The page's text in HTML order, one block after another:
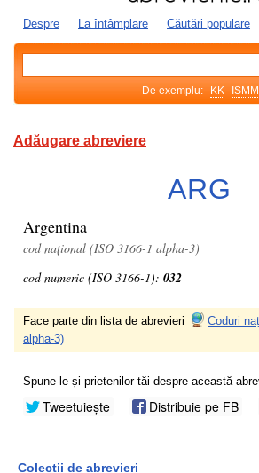
Despre La întâmplare Căutări populare
De exemplu: KK
Adăugare abreviere
ARG
Argentina
cod național (ISO 3166-1 alpha-3)
cod numeric (ISO 3166-1): 032
Face parte din lista de abrevieri
Coduri
alpha-3)
Spune-le și prietenilor tăi despre această
Tweetuiește Distribuie pe FB
Colecții de abrevieri